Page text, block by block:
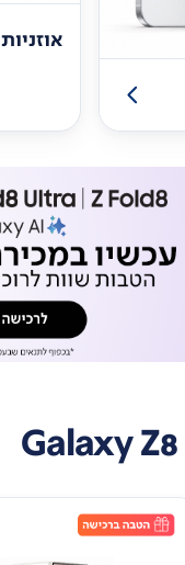
אוזניות